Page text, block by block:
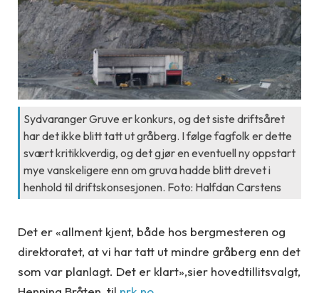
Sydvaranger Gruve er konkurs, og det siste driftsåret
har det ikke blitt tatt ut gråberg. I følge fagfolk er dette
svært kritikkverdig, og det gjør en eventuell ny oppstart
mye vanskeligere enn om gruva hadde blitt drevet i
henhold til driftskonsesjonen. Foto: Halfdan Carstens
Det er «allment kjent, både hos bergmesteren og
direktoratet, at vi har tatt ut mindre gråberg enn det
som var planlagt. Det er klart»,sier hovedtillitsvalgt,